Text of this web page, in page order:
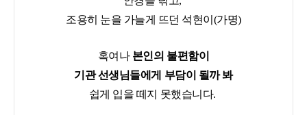
조용히 눈을 가늘게 뜨던 석현이(가명)
혹여나 본인의 불편함이
기관 선생님들에게 부담이 될까 봐
쉽게 입을 떼지 못했습니다.